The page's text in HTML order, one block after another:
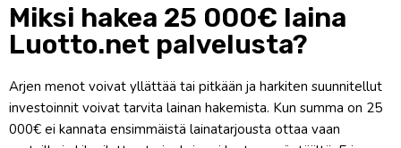
Miksi hakea 25 000€ laina
Luotto.net palvelusta?
Arjen menot voivat yllättää tai pitkään ja harkiten suunnitellut
investoinnit voivat tarvita lainan hakemista. Kun summa on 25
000€ ei kannata ensimmäistä lainatarjousta ottaa vaan